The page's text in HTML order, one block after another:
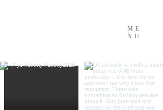
ME
NU